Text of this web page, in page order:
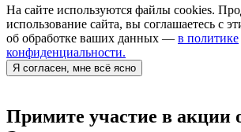
На сайте используются файлы cookies.
использование сайта, вы соглашаетесь с
об обработке ваших данных — в политике
конфиденциальности.
Я согласен, мне всё ясно
Примите участие в акции